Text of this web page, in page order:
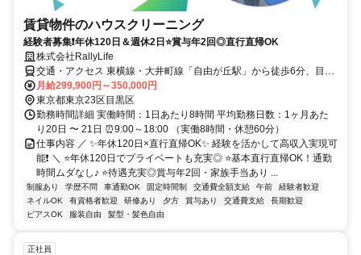
賃貸物件のハウスクリーニング
経験者募集❗年休120日＆週休2日⭐賞与年2回◎直行直帰OK
株式会社RallyLife
交通・アクセス 東横線・大井町線「自由が丘駅」から徒歩6分、目黒
線「奥沢駅」から徒歩11分 ★基本的に直行直帰
月給299,900円～350,000円
東京都東京23区目黒区
勤務時間詳細 実働時間：1日あたり8時間 平均勤務日数：1ヶ月あた
り20日 〜 21日 ⏰9:00～18:00 （実働8時間・休憩60分）
仕事内容 ／ ✨年休120日×直行直帰OK✨ 経験を活かして高収入実現可
能❗ ＼ ⭐年休120日でプライベートも充実◎ ⭐基本直行直帰OK！通勤
時間ムダなし♪ ⭐待遇充実◎賞与年2回・家族手当あり ...
制服あり 学歴不問 車通勤OK 固定時間制 交通費全額支給 午前
経験者歓迎
ネイルOK
有資格者歓迎 研修あり 夕方 賞与あり 交通費支給
長期歓迎
ピアスOK
服装自由 髪型・髪色自由
正社員